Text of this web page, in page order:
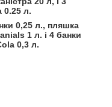
0.25 л.
0,25 л., пляшка
1 л. і 4 банки
0,3 л.